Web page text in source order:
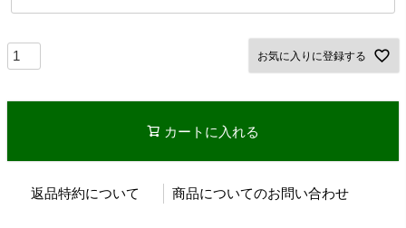
お気に入りに登録する
カートに入れる
返品特約について 商品についてのお問い合わせ